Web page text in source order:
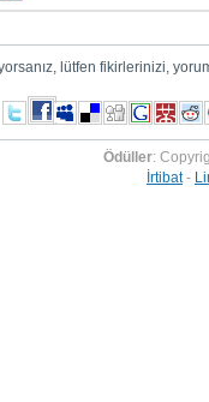
lütfen fikirlerinizi,
Ödüller:
İrtibat-